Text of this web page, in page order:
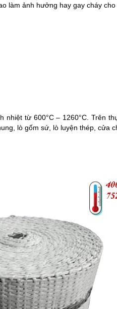
làm ảnh hưởng hay gay cháy
nhiệt từ 600°C – 1260°C. Trên
lò gốm sứ, lò luyện thép, cửa